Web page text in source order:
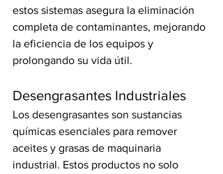
estos sistemas asegura la eliminación
completa de contaminantes, mejorando
la eficiencia de los equipos y
prolongando su vida útil.
Desengrasantes Industriales
Los desengrasantes son sustancias
químicas esenciales para remover
aceites y grasas de maquinaria
industrial. Estos productos no solo